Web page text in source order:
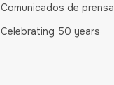
Comunicados de prensa
Celebrating 50 years